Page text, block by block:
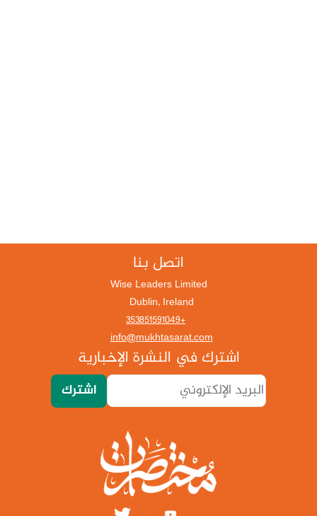
اتصل بنا
Wise Leaders Limited
Dublin, Ireland
+353851591049
info@mukhtasarat.com
اشترك في النشرة الإخبارية
اشترك